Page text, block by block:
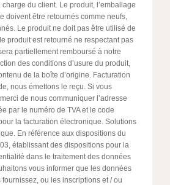
du client. Le produit, l’emballage
doivent être retournés comme neufs,
Le produit ne doit pas être utilisé de
produit est retourné ne respectant pas
partiellement remboursé à notre
des conditions d’usure du produit,
de la boîte d’origine. Facturation
nous émettons le reçu. Si vous
de nous communiquer l’adresse
par le numéro de TVA et le code
la facturation électronique. Solutions
En référence aux dispositions du
établissant des dispositions pour la
dans le traitement des données
vous informer que les données
ou les inscriptions et / ou